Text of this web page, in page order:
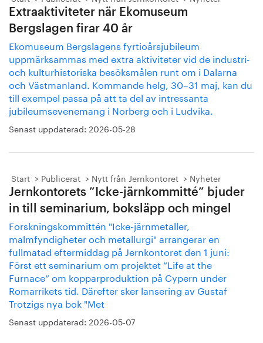
Extraaktiviteter när Ekomuseum
Bergslagen firar 40 år
Ekomuseum Bergslagens fyrtioårsjubileum
uppmärksammas med extra aktiviteter vid de industri-
och kulturhistoriska besöksmålen runt om i Dalarna
och Västmanland. Kommande helg, 30–31 maj, kan du
till exempel passa på att ta del av intressanta
jubileumsevenemang i Norberg och i Ludvika.
Senast uppdaterad: 2026-05-28
Start Publicerat Nytt från Jernkontoret Nyheter
Jernkontorets ”Icke-järnkommitté” bjuder
in till seminarium, boksläpp och mingel
Forskningskommittén "Icke-järnmetaller,
malmfyndigheter och metallurgi" arrangerar en
fullmatad eftermiddag på Jernkontoret den 1 juni:
Först ett seminarium om projektet ”Life at the
Furnace” om kopparproduktion på Cypern under
Romarrikets tid. Därefter sker lansering av Gustaf
Trotzigs nya bok "Met
Senast uppdaterad: 2026-05-07